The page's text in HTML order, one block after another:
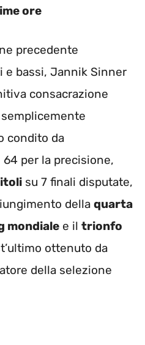
ore
precedente
e bassi, Jannik Sinner
consacrazione
condito da
per la precisione,
su 7 finali disputate,
della quarta
mondiale e il trionfo
ottenuto da
della selezione